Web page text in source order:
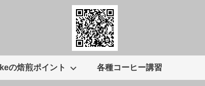
の焙煎ポイント 各種コーヒー講習